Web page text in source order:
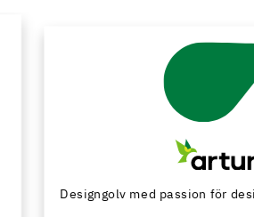
för design